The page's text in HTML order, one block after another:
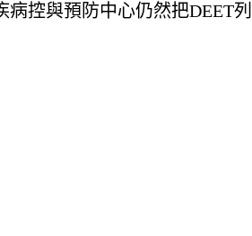
病控與預防中心仍然把DEET